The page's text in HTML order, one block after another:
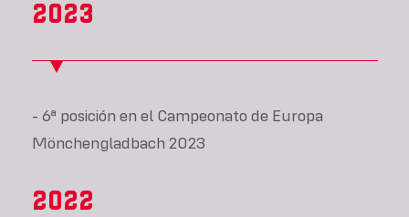
2023
- 6ª posición en el Campeonato de Europa
Mönchengladbach 2023
2022